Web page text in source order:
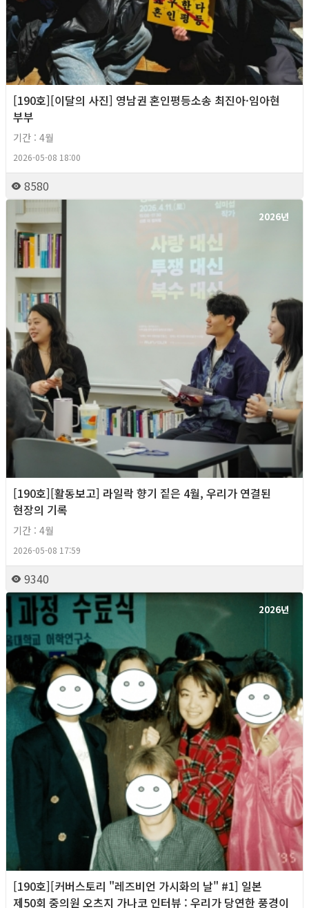
[190호][이달의 사진] 영남권 혼인평등소송 최진아·임아현
부부
기간 : 4월
2026-05-08 18:00
8580
2026년
[190호][활동보고] 라일락 향기 짙은 4월, 우리가 연결된
현장의 기록
기간 : 4월
2026-05-08 17:59
9340
2026년
[190호][커버스토리 "레즈비언 가시화의 날" #1] 일본
제50회 중의원 오츠지 가나코 인터뷰 : 우리가 당연한 풍경이